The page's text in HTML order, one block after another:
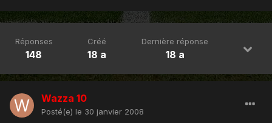
Réponses
148
Créé
18 a
Dernière réponse
18 a
Wazza 10
Posté(e) le 30 janvier 2008